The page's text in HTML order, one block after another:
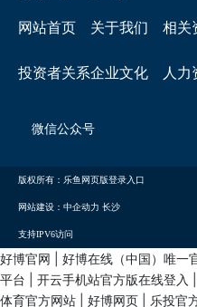
网站首页 关于我们 相关
投资者关系企业文化 人力
微信公众号
版权所有：乐鱼网页版登录入口
网站建设：中企动力 长沙
支持IPV6访问
好博官网 好博在线（中国）唯一
平台
开云手机站官方版在线登入
体育官方网站
好博网页 乐投官